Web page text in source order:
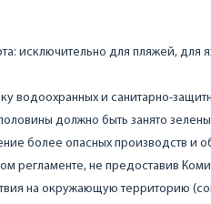
исключительно для пляжей, для
водоохранных и санитарно-
должно быть занято
более опасных производств и
регламенте, не предоставив
на окружающую территорию